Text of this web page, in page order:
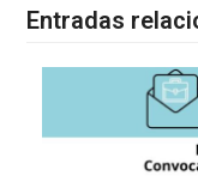
Entradas